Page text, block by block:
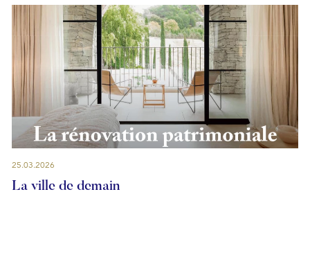
25.03.2026
La ville de demain